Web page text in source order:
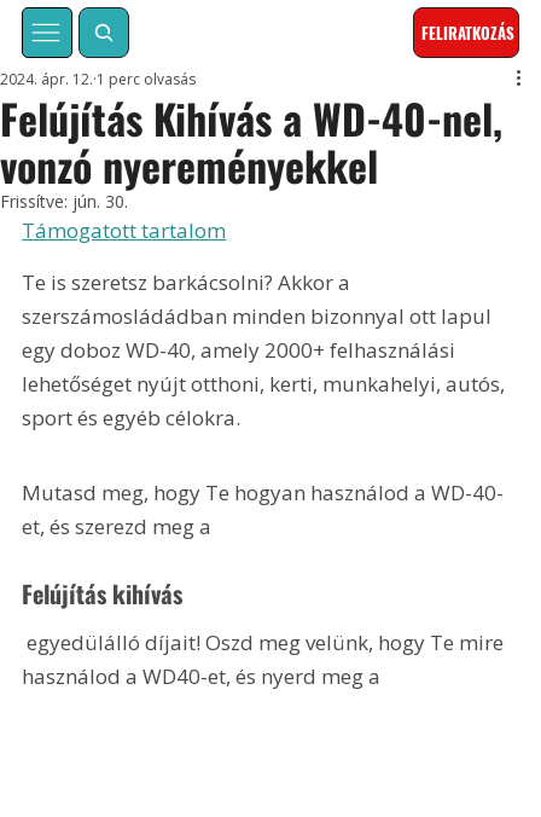
FELIRATKOZÁS
Felújítás Kihívás a WD-40-nel,
vonzó nyereményekkel
2024. ápr. 12. 1 perc olvasás
Frissítve: jún. 30.
Támogatott tartalom
Te is szeretsz barkácsolni? Akkor a
szerszámosládádban minden bizonnyal ott lapul
egy doboz WD-40, amely 2000+ felhasználási
lehetőséget nyújt otthoni, kerti, munkahelyi, autós,
sport és egyéb célokra.
Mutasd meg, hogy Te hogyan használod a WD-40-
et, és szerezd meg a
Felújítás kihívás
egyedülálló díjait! Oszd meg velünk, hogy Te mire
használod a WD40-et, és nyerd meg a